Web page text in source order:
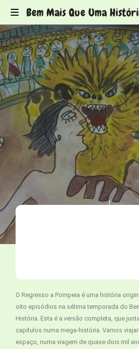
Bem Mais Que Uma
Histórias
para
ver
de
olhos
fechados
JANEIRO 4, 2026
O Regresso a Pompeia é uma história
oito episódios na sétima temporada do
História. Esta é a versão completa, que
capítulos numa mega-história. Vamos
espaço, numa viagem de quase dois mil